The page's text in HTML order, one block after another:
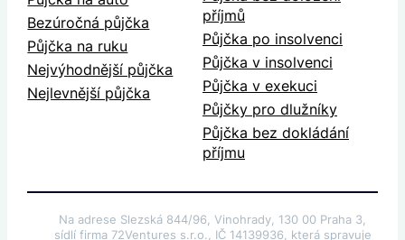
Bezúročná půjčka
Půjčka na ruku
Nejvýhodnější půjčka
Nejlevnější půjčka
příjmů
Půjčka po insolvenci
Půjčka v insolvenci
Půjčka v exekuci
Půjčky pro dlužníky
Půjčka bez dokládání
příjmu
Na adrese Slezská 844/96, Vinohrady, 130 00 Praha 3,
sídlí firma 72Ventures s.r.o., IČ 14139936, která spravuje